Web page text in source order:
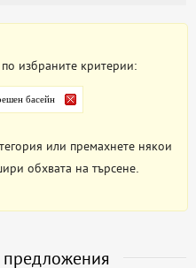
избраните критерии:
басейн
или премахнете някои
обхвата на търсене.
предложения